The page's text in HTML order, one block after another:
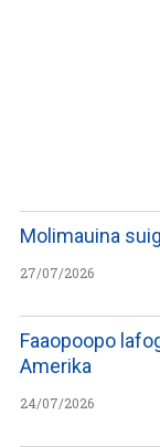
Molimauina
27/07/2026
Faaopoopo
Amerika
24/07/2026